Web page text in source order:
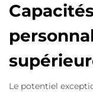
Le potentiel